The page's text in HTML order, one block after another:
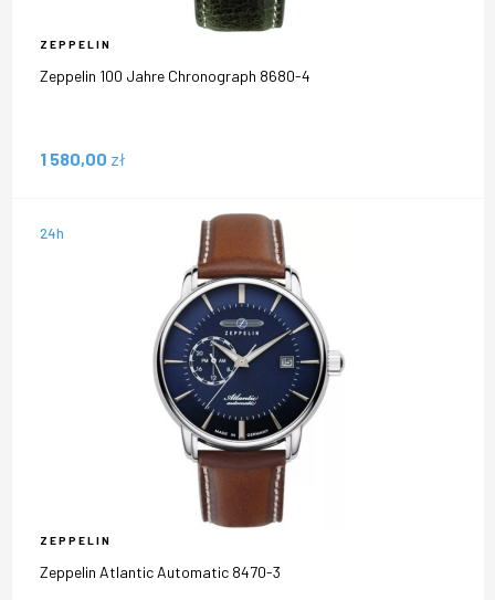
ZEPPELIN
Zeppelin 100 Jahre Chronograph 8680-4
1 580,00 zł
24h
ZEPPELIN
Zeppelin Atlantic Automatic 8470-3